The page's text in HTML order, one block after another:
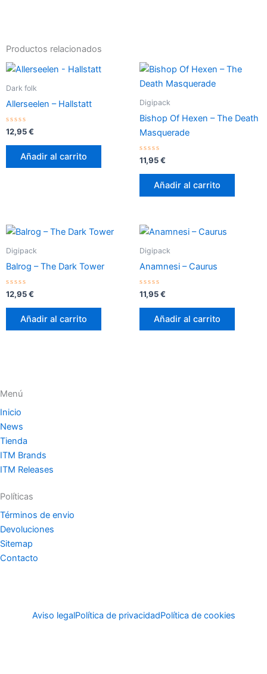
Productos relacionados
Dark folk
Allerseelen – Hallstatt
Valorado
con
0
12,95€
Añadir al carrito
Digipack
Bishop Of Hexen – The Death
Masquerade
Valorado
con
0
11,95€
Añadir al carrito
Digipack
Balrog – The Dark Tower
Valorado
con
0
12,95€
Añadir al carrito
Digipack
Anamnesi – Caurus
Valorado
con
0
11,95€
Añadir al carrito
Menú
Inicio
News
Tienda
ITM Brands
ITM Releases
Políticas
Términos de envio
Devoluciones
Sitemap
Contacto
Aviso legalPolítica de privacidadPolítica de cookies